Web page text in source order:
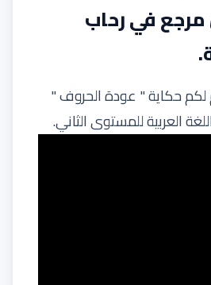
في رحاب
لكم حكاية " عودة الحروف "
العربية للمستوى الثاني.